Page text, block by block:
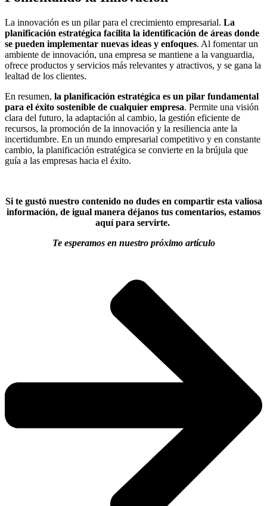
La innovación es un pilar para el crecimiento empresarial. La
planificación estratégica facilita la identificación de áreas donde
se pueden implementar nuevas ideas y enfoques. Al fomentar un
ambiente de innovación, una empresa se mantiene a la vanguardia,
ofrece productos y servicios más relevantes y atractivos, y se gana la
lealtad de los clientes.
En resumen, la planificación estratégica es un pilar fundamental
para el éxito sostenible de cualquier empresa. Permite una visión
clara del futuro, la adaptación al cambio, la gestión eficiente de
recursos, la promoción de la innovación y la resiliencia ante la
incertidumbre. En un mundo empresarial competitivo y en constante
cambio, la planificación estratégica se convierte en la brújula que
guía a las empresas hacia el éxito.
Si te gustó nuestro contenido no dudes en compartir esta valiosa
información, de igual manera déjanos tus comentarios, estamos
aquí para servirte.
Te esperamos en nuestro próximo artículo